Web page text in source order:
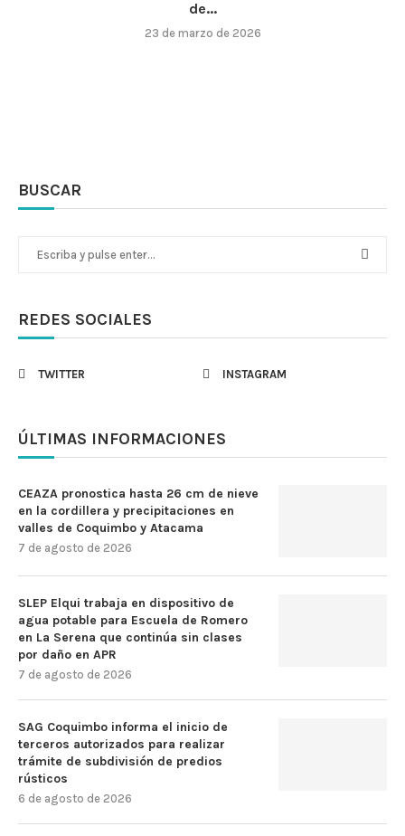
de...
23 de marzo de 2026
BUSCAR
REDES SOCIALES
TWITTER INSTAGRAM
ÚLTIMAS INFORMACIONES
CEAZA pronostica hasta 26 cm de nieve
en la cordillera y precipitaciones en
valles de Coquimbo y Atacama
7 de agosto de 2026
SLEP Elqui trabaja en dispositivo de
agua potable para Escuela de Romero
en La Serena que continúa sin clases
por daño en APR
7 de agosto de 2026
SAG Coquimbo informa el inicio de
terceros autorizados para realizar
trámite de subdivisión de predios
rústicos
6 de agosto de 2026